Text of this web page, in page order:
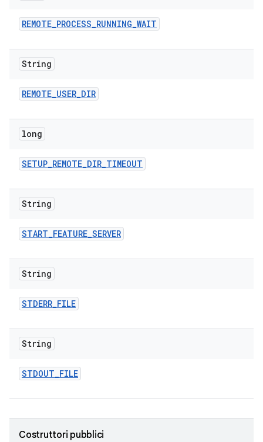
REMOTE_PROCESS_RUNNING_WAIT
String
REMOTE_USER_DIR
long
SETUP_REMOTE_DIR_TIMEOUT
String
START_FEATURE_SERVER
String
STDERR_FILE
String
STDOUT_FILE
Costruttori pubblici